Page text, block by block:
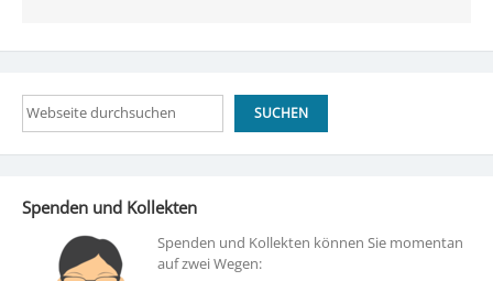
Suchen SUCHEN
Spenden und Kollekten
Spenden und Kollekten können Sie momentan
auf zwei Wegen: